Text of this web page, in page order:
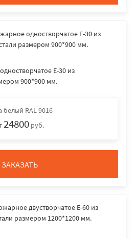
E-30 из
900*900 мм.
белый RAL 9016
24800 руб.
ЗАКАЗАТЬ